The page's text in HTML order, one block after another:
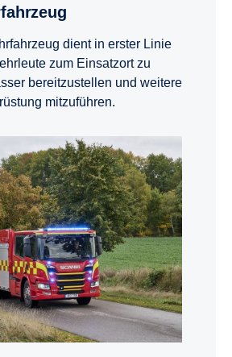
dient in erster Linie
zum Einsatzort zu
bereitzustellen und weitere
mitzuführen.